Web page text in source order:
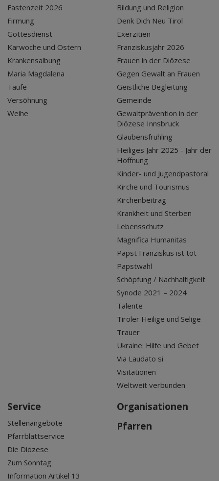
Fastenzeit 2026
Firmung
Gottesdienst
Karwoche und Ostern
Krankensalbung
Maria Magdalena
Taufe
Versöhnung
Weihe
Bildung und Religion
Denk Dich Neu Tirol
Exerzitien
Franziskusjahr 2026
Frauen in der Diözese
Gegen Gewalt an Frauen
Geistliche Begleitung
Gemeinde
Gewaltprävention in der
Diözese Innsbruck
Glaubensfrühling
Heiliges Jahr 2025 - Jahr der
Hoffnung
Kinder- und Jugendpastoral
Kirche und Tourismus
Kirchenbeitrag
Krankheit und Sterben
Lebensschutz
Magnifica Humanitas
Papst Franziskus ist tot
Papstwahl
Schöpfung / Nachhaltigkeit
Synode 2021 – 2024
Talente
Tiroler Heilige und Selige
Trauer
Ukraine: Hilfe und Gebet
Via Laudato si'
Visitationen
Weltweit verbunden
Service
Stellenangebote
Pfarrblattservice
Die Diözese
Zum Sonntag
Information Artikel 13
Organisationen
Pfarren